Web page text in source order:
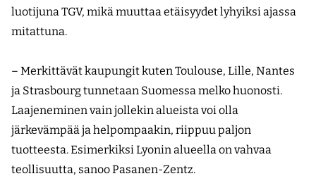
luotijuna TGV, mikä muuttaa etäisyydet lyhyiksi ajassa
mitattuna.
– Merkittävät kaupungit kuten Toulouse, Lille, Nantes
ja Strasbourg tunnetaan Suomessa melko huonosti.
Laajeneminen vain jollekin alueista voi olla
järkevämpää ja helpompaakin, riippuu paljon
tuotteesta. Esimerkiksi Lyonin alueella on vahvaa
teollisuutta, sanoo Pasanen-Zentz.